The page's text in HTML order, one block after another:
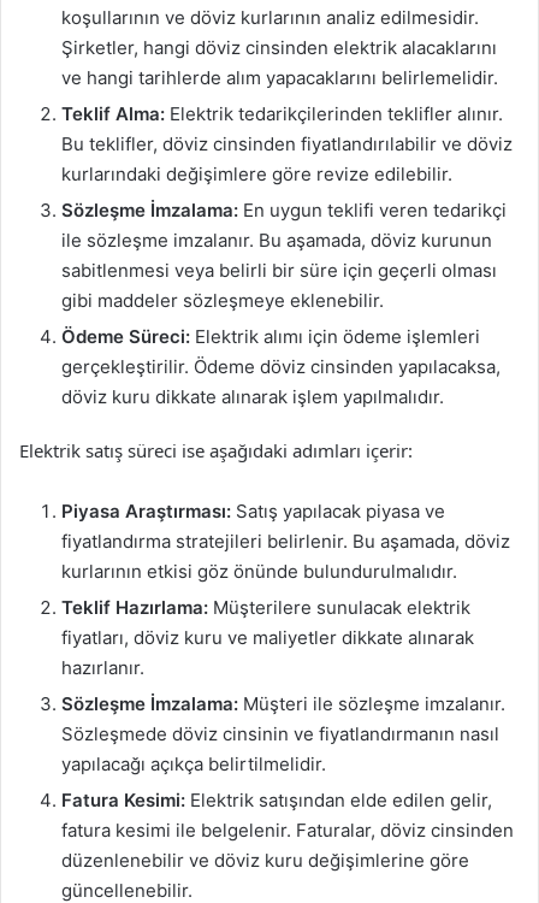
koşullarının ve döviz kurlarının analiz edilmesidir.
Şirketler, hangi döviz cinsinden elektrik alacaklarını
ve hangi tarihlerde alım yapacaklarını belirlemelidir.
Teklif Alma: Elektrik tedarikçilerinden teklifler alınır.
Bu teklifler, döviz cinsinden fiyatlandırılabilir ve döviz
kurlarındaki değişimlere göre revize edilebilir.
Sözleşme İmzalama: En uygun teklifi veren tedarikçi
ile sözleşme imzalanır. Bu aşamada, döviz kurunun
sabitlenmesi veya belirli bir süre için geçerli olması
gibi maddeler sözleşmeye eklenebilir.
Ödeme Süreci: Elektrik alımı için ödeme işlemleri
gerçekleştirilir. Ödeme döviz cinsinden yapılacaksa,
döviz kuru dikkate alınarak işlem yapılmalıdır.
Elektrik satış süreci ise aşağıdaki adımları içerir:
Piyasa Araştırması: Satış yapılacak piyasa ve
fiyatlandırma stratejileri belirlenir. Bu aşamada, döviz
kurlarının etkisi göz önünde bulundurulmalıdır.
Teklif Hazırlama: Müşterilere sunulacak elektrik
fiyatları, döviz kuru ve maliyetler dikkate alınarak
hazırlanır.
Sözleşme İmzalama: Müşteri ile sözleşme imzalanır.
Sözleşmede döviz cinsinin ve fiyatlandırmanın nasıl
yapılacağı açıkça belirtilmelidir.
Fatura Kesimi: Elektrik satışından elde edilen gelir,
fatura kesimi ile belgelenir. Faturalar, döviz cinsinden
düzenlenebilir ve döviz kuru değişimlerine göre
güncellenebilir.